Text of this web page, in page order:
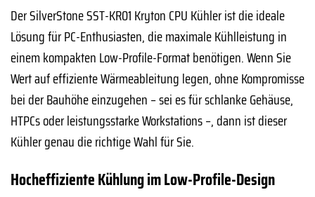
Der SilverStone SST-KR01 Kryton CPU Kühler ist die ideale
Lösung für PC-Enthusiasten, die maximale Kühlleistung in
einem kompakten Low-Profile-Format benötigen. Wenn Sie
Wert auf effiziente Wärmeableitung legen, ohne Kompromisse
bei der Bauhöhe einzugehen – sei es für schlanke Gehäuse,
HTPCs oder leistungsstarke Workstations –, dann ist dieser
Kühler genau die richtige Wahl für Sie.
Hocheffiziente Kühlung im Low-Profile-Design